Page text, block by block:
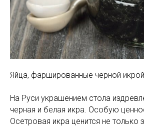
Яйца, фаршированные черной
На Руси украшением стола
черная и белая икра. Особую
Осетровая икра ценится не только